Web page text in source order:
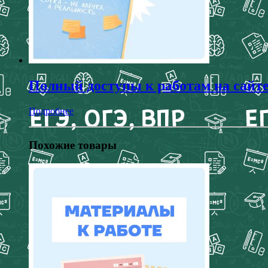
Полный доступы к работам на
Подробнее
Похожие товары